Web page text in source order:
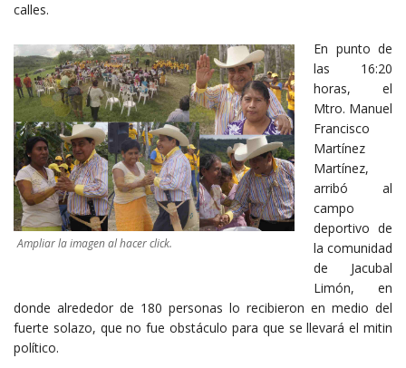
calles.
Ampliar la imagen al hacer click.
En punto de
las 16:20
horas, el
Mtro. Manuel
Francisco
Martínez
Martínez,
arribó al
campo
deportivo de
la comunidad
de Jacubal
Limón, en
donde alrededor de 180 personas lo recibieron en medio del
fuerte solazo, que no fue obstáculo para que se llevará el mitin
político.